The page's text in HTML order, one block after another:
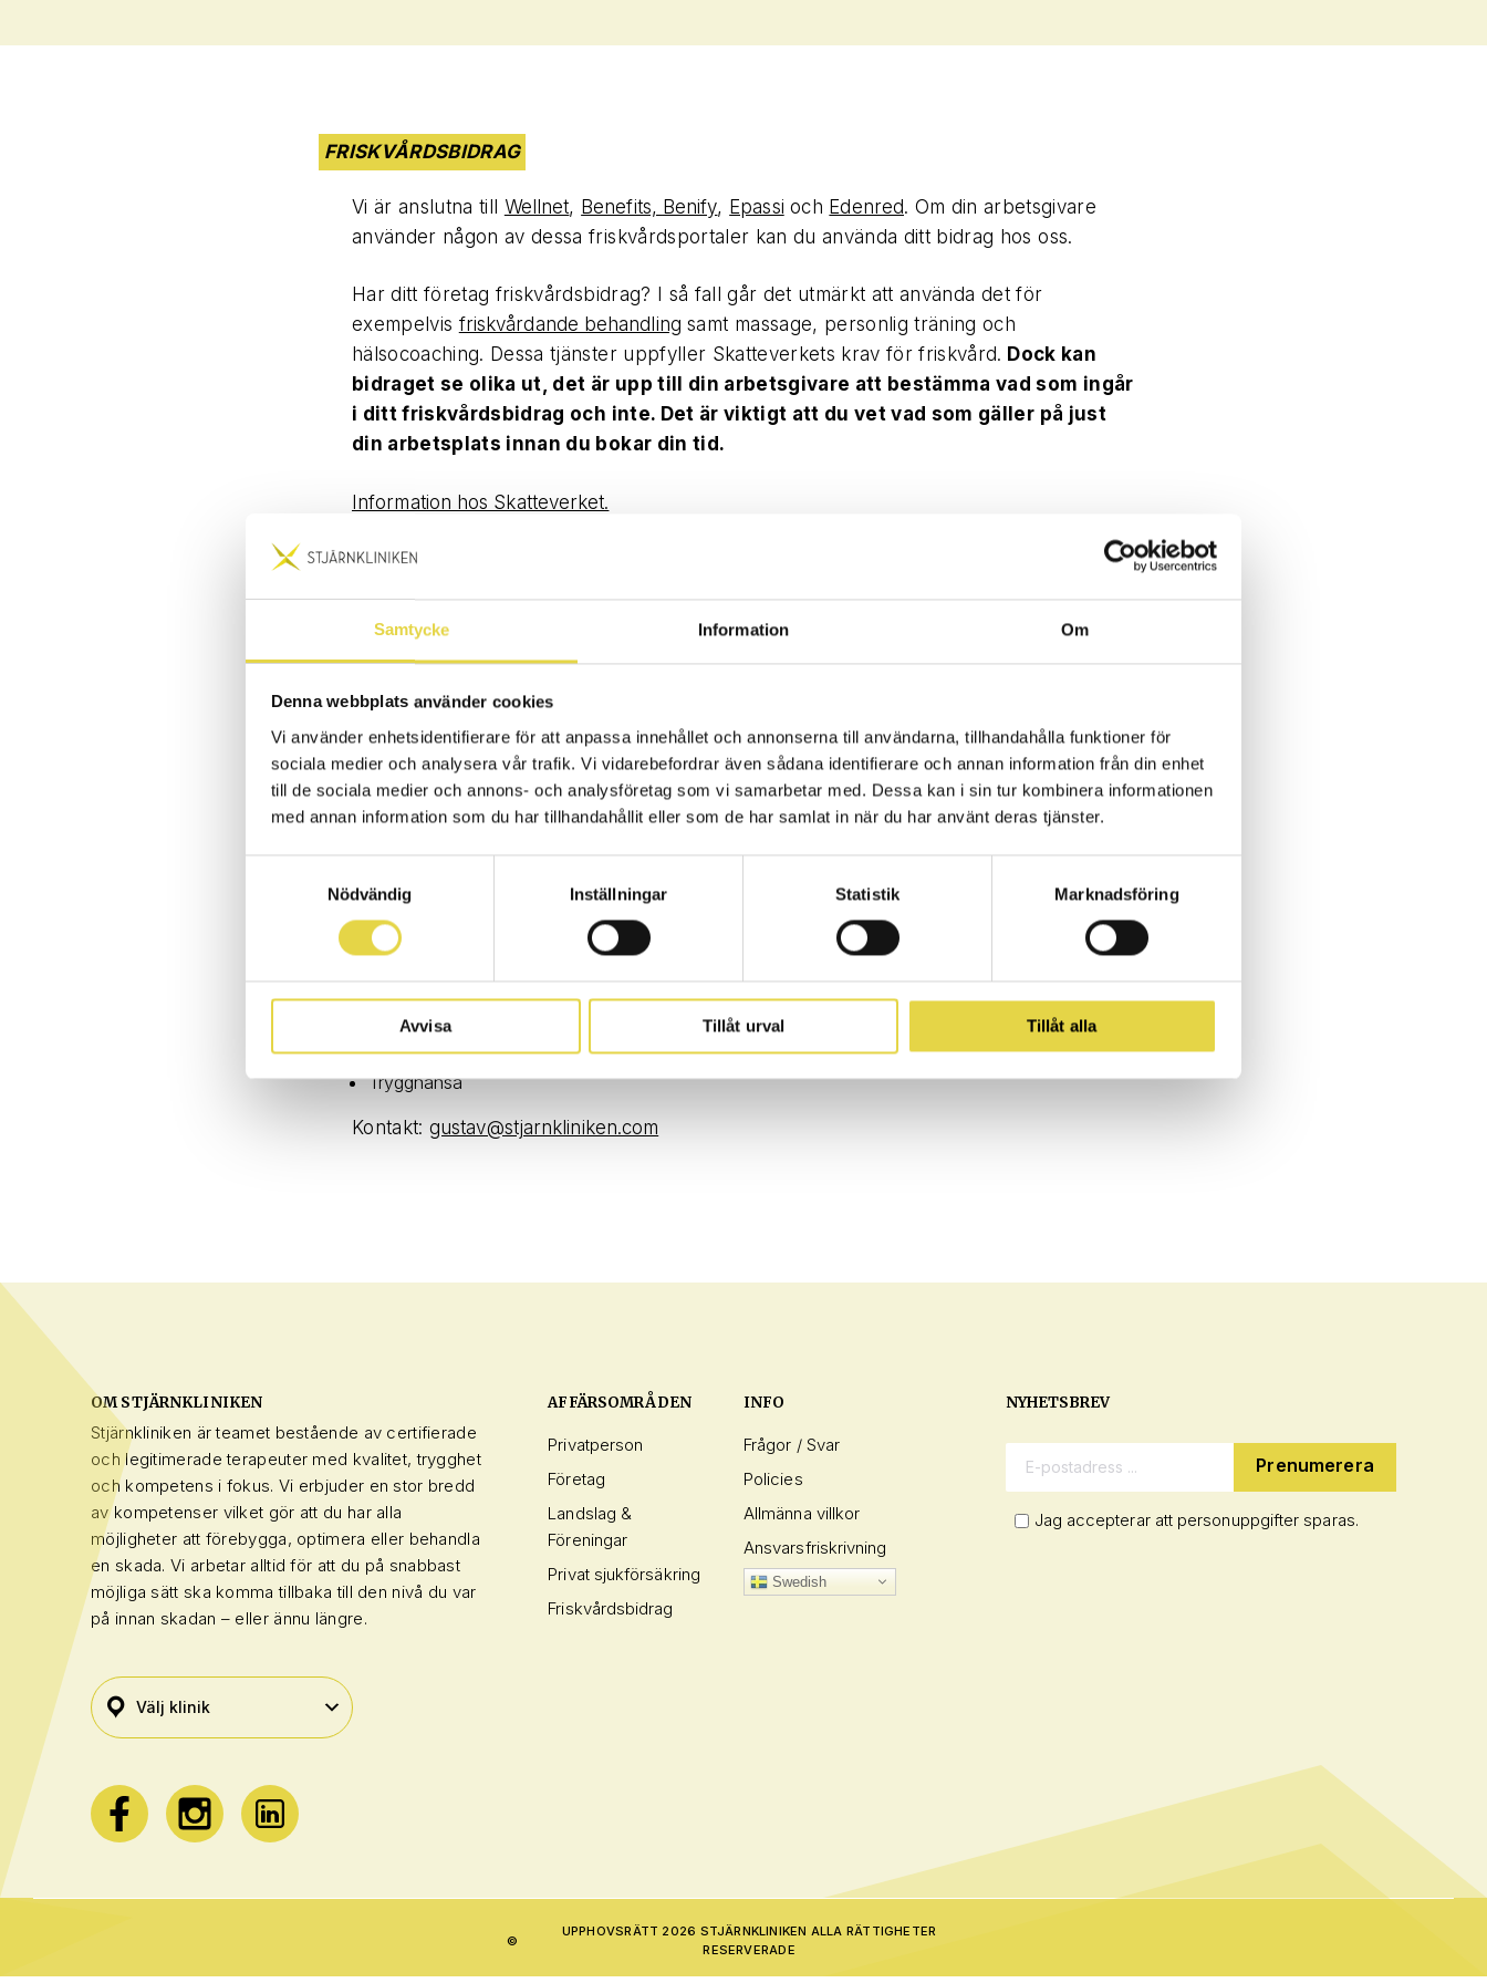
Samtycke Information Om
Denna webbplats använder cookies
Vi använder enhetsidentifierare för att anpassa innehållet och annonserna till användarna, tillhandahålla funktioner för
sociala medier och analysera vår trafik. Vi vidarebefordrar även sådana identifierare och annan information från din enhet
till de sociala medier och annons- och analysföretag som vi samarbetar med. Dessa kan i sin tur kombinera informationen
med annan information som du har tillhandahållit eller som de har samlat in när du har använt deras tjänster.
Nödvändig
Inställningar Statistik Marknadsföring
Avvisa Tillåt urval Tillåt alla
FRISKVÅRDSBIDRAG
Vi är anslutna till Wellnet, Benefits, Benify, Epassi och Edenred. Om din arbetsgivare
använder någon av dessa friskvårdsportaler kan du använda ditt bidrag hos oss.
Har ditt företag friskvårdsbidrag? I så fall går det utmärkt att använda det för
exempelvis friskvårdande behandling samt massage, personlig träning och
hälsocoaching. Dessa tjänster uppfyller Skatteverkets krav för friskvård. Dock kan
bidraget se olika ut, det är upp till din arbetsgivare att bestämma vad som ingår
i ditt friskvårdsbidrag och inte. Det är viktigt att du vet vad som gäller på just
din arbetsplats innan du bokar din tid.
Information hos Skatteverket.
Är du försäkrad privat eller hos ditt företag? Vi samarbetar med de flesta
försäkringsbolag. Tala med din arbetsgivare om vad som gäller för dig!
Bliwa
DKV
Falck
Folksam
GHP
IF
Protector
Skandia
Certico
Trygghansa
Kontakt:gustav@stjarnkliniken.com
OM STJÄRNKLINIKEN
Stjärnkliniken är teamet bestående av certifierade
och legitimerade terapeuter med kvalitet, trygghet
och kompetens i fokus. Vi erbjuder en stor bredd
av kompetenser vilket gör att du har alla
möjligheter att förebygga, optimera eller behandla
en skada. Vi arbetar alltid för att du på snabbast
möjliga sätt ska komma tillbaka till den nivå du var
på innan skadan – eller ännu längre.
AFFÄRSOMRÅDEN
Privatperson
Företag
Landslag &
Föreningar
Privat sjukförsäkring
Friskvårdsbidrag
INFO
Frågor / Svar
Policies
Allmänna villkor
Ansvarsfriskrivning
Swedish
NYHETSBREV
E-postadress:
Jag accepterar att personuppgifter sparas.
©
UPPHOVSRÄTT 2026 STJÄRNKLINIKEN ALLA RÄTTIGHETER
RESERVERADE